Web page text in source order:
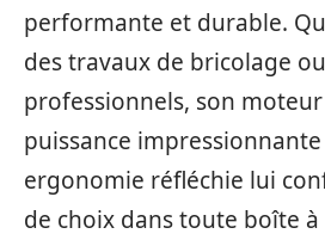
performante et durable.
des travaux de bricolage
professionnels, son moteur
puissance
ergonomie réfléchie lui
de choix dans toute boîte à